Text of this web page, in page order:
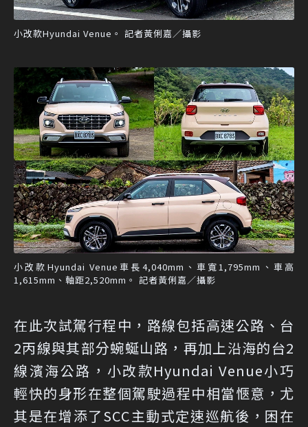
小改款Hyundai Venue。 記者黃俐嘉／攝影
小改款Hyundai Venue車長4,040mm、車寬1,795mm、車高
1,615mm、軸距2,520mm。 記者黃俐嘉／攝影
在此次試駕行程中，路線包括高速公路、台
2丙線與其部分蜿蜒山路，再加上沿海的台2
線濱海公路，小改款Hyundai Venue小巧
輕快的身形在整個駕駛過程中相當愜意，尤
其是在增添了SCC主動式定速巡航後，困在